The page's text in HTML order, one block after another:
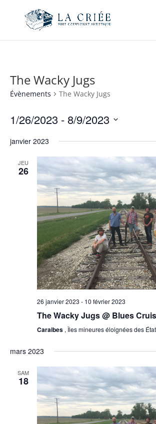
The Wacky Jugs
Évènements The Wacky Jugs
1/26/2023 - 8/9/2023
une
janvier 2023
JEU
26
26 janvier 2023 - 10 février 2023
The Wacky Jugs @ Blues
Caraibes , Îles mineures éloignées des
mars 2023
SAM
18